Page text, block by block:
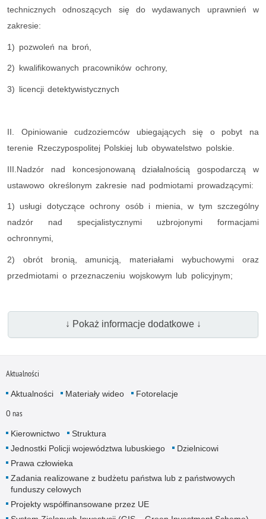
technicznych odnoszących się do wydawanych uprawnień w
zakresie:
1) pozwoleń na broń,
2) kwalifikowanych pracowników ochrony,
3) licencji detektywistycznych
II. Opiniowanie cudzoziemców ubiegających się o pobyt na
terenie Rzeczypospolitej Polskiej lub obywatelstwo polskie.
III.Nadzór nad koncesjonowaną działalnością gospodarczą w
ustawowo określonym zakresie nad podmiotami prowadzącymi:
1) usługi dotyczące ochrony osób i mienia, w tym szczególny
nadzór nad specjalistycznymi uzbrojonymi formacjami
ochronnymi,
2) obrót bronią, amunicją, materiałami wybuchowymi oraz
przedmiotami o przeznaczeniu wojskowym lub policyjnym;
↓ Pokaż informacje dodatkowe ↓
Aktualności
Aktualności Materiały wideo Fotorelacje
O nas
Kierownictwo
Struktura
Jednostki Policji województwa lubuskiego
Dzielnicowi
Prawa człowieka
Zadania realizowane z budżetu państwa lub z państwowych
funduszy celowych
Projekty współfinansowane przez UE